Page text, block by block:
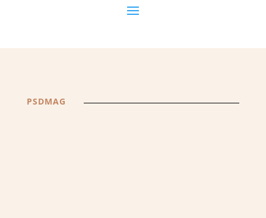
PSDMAG